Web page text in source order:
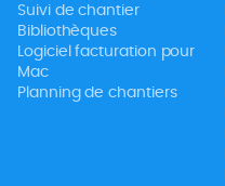
Suivi de chantier
Bibliothèques
Logiciel facturation pour
Mac
Planning de chantiers